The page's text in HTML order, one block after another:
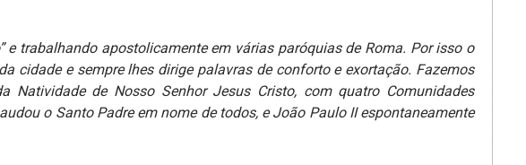
trabalhando apostolicamente em várias paróquias de Roma. Por isso o
cidade e sempre lhes dirige palavras de conforto e exortação. Fazemos
de Nosso Senhor Jesus Cristo, com quatro Comunidades
o Santo Padre em nome de todos, e João Paulo II espontaneamente